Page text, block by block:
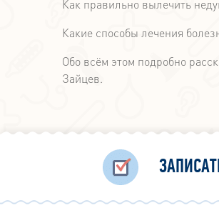
Как правильно вылечить
Какие способы лечения
Обо всём этом подробно
Зайцев.